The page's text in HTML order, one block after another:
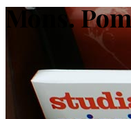
Mons.